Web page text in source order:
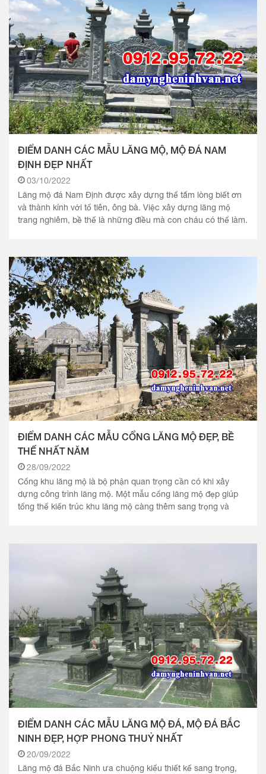
ĐIỂM DANH CÁC MẪU LĂNG MỘ, MỘ ĐÁ NAM
ĐỊNH ĐẸP NHẤT
03/10/2022
Lăng mộ đá Nam Định được xây dựng thể tấm lòng biết ơn
và thành kính với tổ tiên, ông bà. Việc xây dựng lăng mộ
trang nghiêm, bề thế là những điều mà con cháu có thể làm.
ĐIỂM DANH CÁC MẪU CỔNG LĂNG MỘ ĐẸP, BỀ
THẾ NHẤT NĂM
28/09/2022
Cổng khu lăng mộ là bộ phận quan trọng cần có khi xây
dựng công trình lăng mộ. Một mẫu cổng lăng mộ đẹp giúp
tổng thể kiến trúc khu lăng mộ càng thêm sang trọng và
ĐIỂM DANH CÁC MẪU LĂNG MỘ ĐÁ, MỘ ĐÁ BẮC
NINH ĐẸP, HỢP PHONG THUỶ NHẤT
20/09/2022
Lăng mộ đá Bắc Ninh ưa chuộng kiểu thiết kế sang trọng,